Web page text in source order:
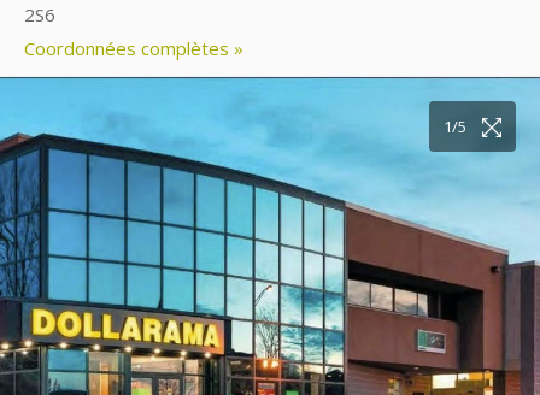
2S6
Coordonnées complètes »
1/5
2/5
3/5
4/5
5/5